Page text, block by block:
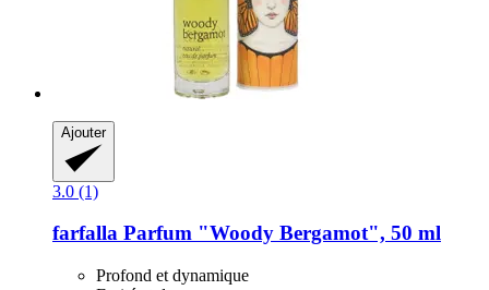
Ajouter
3.0 (1)
farfalla Parfum "Woody Bergamot", 50 ml
Profond et dynamique